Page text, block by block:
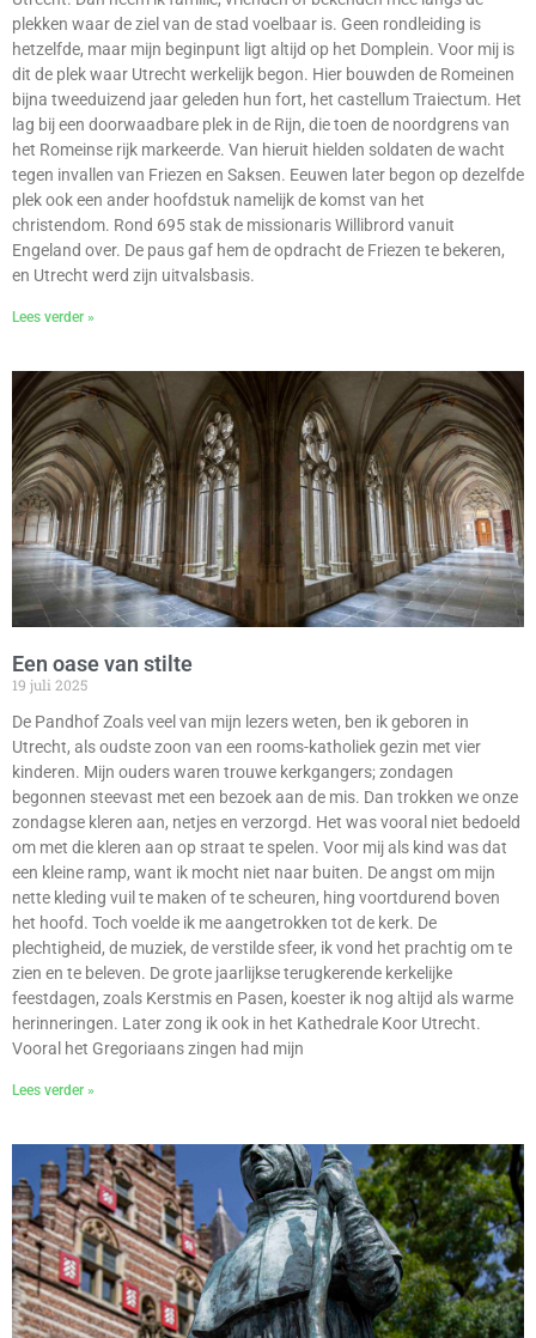
plekken waar de ziel van de stad voelbaar is. Geen rondleiding is
hetzelfde, maar mijn beginpunt ligt altijd op het Domplein. Voor mij is
dit de plek waar Utrecht werkelijk begon. Hier bouwden de Romeinen
bijna tweeduizend jaar geleden hun fort, het castellum Traiectum. Het
lag bij een doorwaadbare plek in de Rijn, die toen de noordgrens van
het Romeinse rijk markeerde. Van hieruit hielden soldaten de wacht
tegen invallen van Friezen en Saksen. Eeuwen later begon op dezelfde
plek ook een ander hoofdstuk namelijk de komst van het
christendom. Rond 695 stak de missionaris Willibrord vanuit
Engeland over. De paus gaf hem de opdracht de Friezen te bekeren,
en Utrecht werd zijn uitvalsbasis.
Lees verder »
Een oase van stilte
19 juli 2025
De Pandhof Zoals veel van mijn lezers weten, ben ik geboren in
Utrecht, als oudste zoon van een rooms-katholiek gezin met vier
kinderen. Mijn ouders waren trouwe kerkgangers; zondagen
begonnen steevast met een bezoek aan de mis. Dan trokken we onze
zondagse kleren aan, netjes en verzorgd. Het was vooral niet bedoeld
om met die kleren aan op straat te spelen. Voor mij als kind was dat
een kleine ramp, want ik mocht niet naar buiten. De angst om mijn
nette kleding vuil te maken of te scheuren, hing voortdurend boven
het hoofd. Toch voelde ik me aangetrokken tot de kerk. De
plechtigheid, de muziek, de verstilde sfeer, ik vond het prachtig om te
zien en te beleven. De grote jaarlijkse terugkerende kerkelijke
feestdagen, zoals Kerstmis en Pasen, koester ik nog altijd als warme
herinneringen. Later zong ik ook in het Kathedrale Koor Utrecht.
Vooral het Gregoriaans zingen had mijn
Lees verder »